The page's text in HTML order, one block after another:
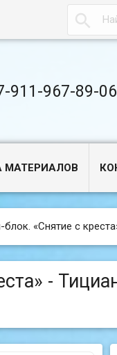

911-967-89-06
МАТЕРИАЛОВ
«Снятие с
-